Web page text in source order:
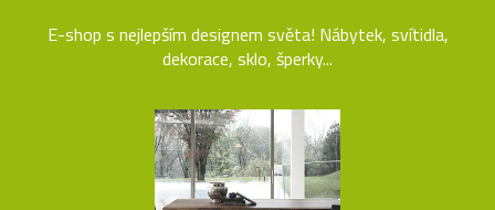
E-shop s nejlepším designem světa! Nábytek, svítidla,
dekorace, sklo, šperky...